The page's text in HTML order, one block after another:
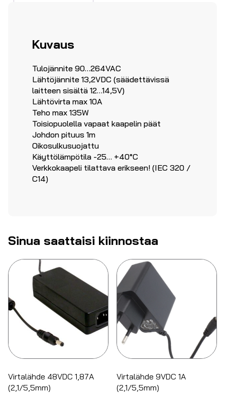
Kuvaus
Tulojännite 90…264VAC
Lähtöjännite 13,2VDC (säädettävissä
laitteen sisältä 12…14,5V)
Lähtövirta max 10A
Teho max 135W
Toisiopuolella vapaat kaapelin päät
Johdon pituus 1m
Oikosulkusuojattu
Käyttölämpötila -25… +40°C
Verkkokaapeli tilattava erikseen! (IEC 320 /
C14)
Sinua saattaisi kiinnostaa
Virtalähde 48VDC 1,87A
(2,1/5,5mm)
Virtalähde 9VDC 1A
(2,1/5,5mm)